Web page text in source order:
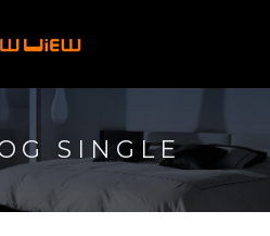
SINGLE